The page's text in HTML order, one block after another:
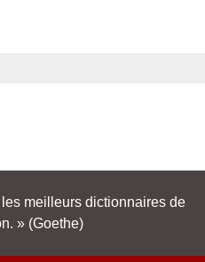
meilleurs dictionnaires de
(Goethe)